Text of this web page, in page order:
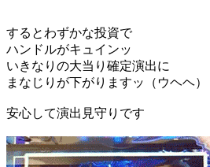
するとわずかな投資で
ハンドルがキュインッ
いきなりの大当り確定演出に
まなじりが下がりますッ（ウヘヘ）
安心して演出見守りです